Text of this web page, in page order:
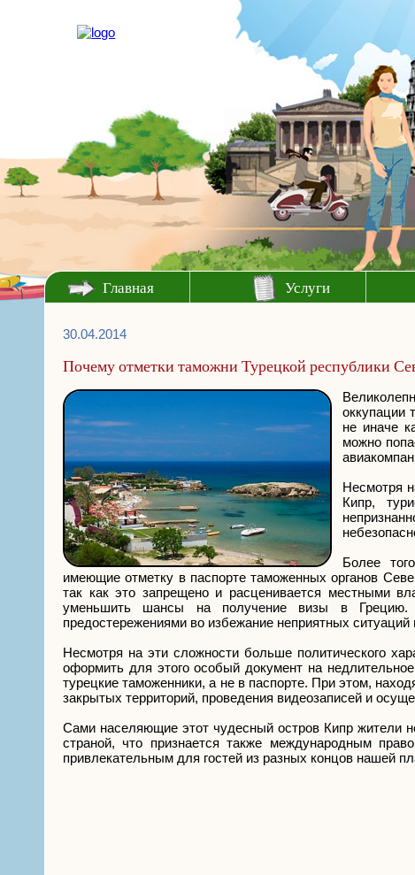
Главная Услуги
30.04.2014
Почему отметки таможни Турецкой республики
оккупации
не иначе
можно
Несмотря
Кипр,
Более
имеющие отметку в паспорте таможенных органов
так как это запрещено и расценивается местными
уменьшить шансы на получение визы в Грецию.
предостережениями во избежание неприятных
Несмотря на эти сложности больше политического
оформить для этого особый документ на
турецкие таможенники, а не в паспорте. При этом,
закрытых территорий, проведения видеозаписей и
Сами населяющие этот чудесный остров Кипр жители
страной, что признается также международным
привлекательным для гостей из разных концов нашей